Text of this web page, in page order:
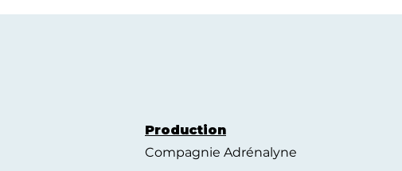
Production
Compagnie Adrénalyne